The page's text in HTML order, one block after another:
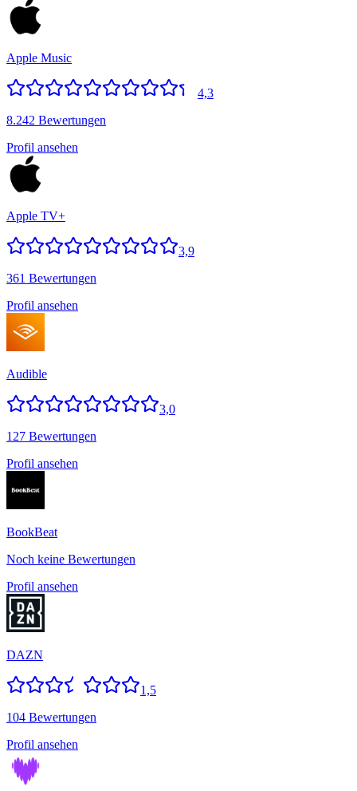
Apple Music
4,3
8.242 Bewertungen
Profil ansehen
Apple TV+
3,9
361 Bewertungen
Profil ansehen
Audible
3,0
127 Bewertungen
Profil ansehen
BookBeat
Noch keine Bewertungen
Profil ansehen
DAZN
1,5
104 Bewertungen
Profil ansehen